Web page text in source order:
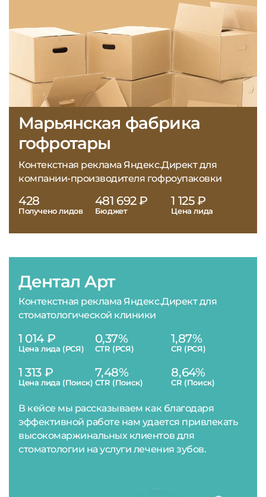
Дентал Арт
Контекстная реклама Яндекс.Директ для
стоматологической клиники
1 014 ₽
Цена лида (РСЯ)
0,37%
CTR (РСЯ)
1,87%
CR (РСЯ)
1 313 ₽
Цена лида (Поиск)
7,48%
CTR (Поиск)
8,64%
CR (Поиск)
В кейсе мы рассказываем как благодаря
эффективной работе нам удается привлекать
высокомаржинальных клиентов для
стоматологии на услуги лечения зубов.
Марьянская фабрика
гофротары
Контекстная реклама Яндекс.Директ для
компании-производителя гофроупаковки
428
Получено лидов
481 692 ₽
Бюджет
1 125 ₽
Цена лида